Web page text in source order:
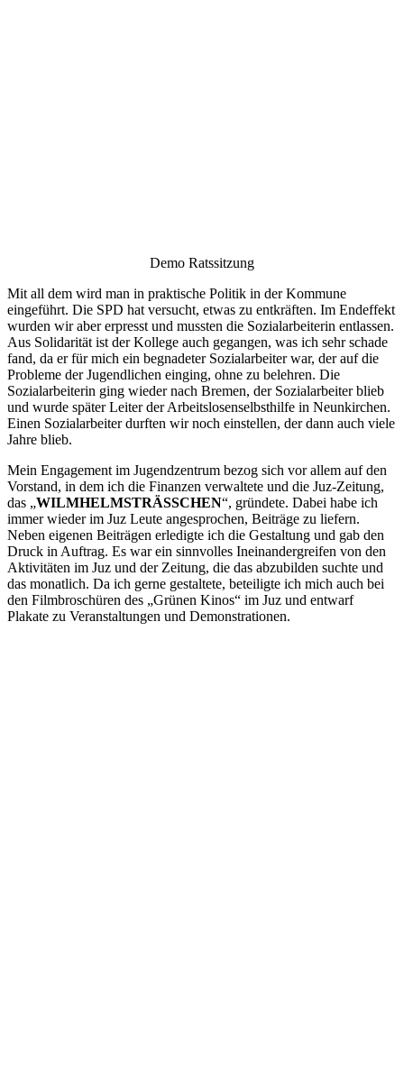
Demo Ratssitzung
Mit all dem wird man in praktische Politik in der Kommune
eingeführt. Die SPD hat versucht, etwas zu entkräften. Im Endeffekt
wurden wir aber erpresst und mussten die Sozialarbeiterin entlassen.
Aus Solidarität ist der Kollege auch gegangen, was ich sehr schade
fand, da er für mich ein begnadeter Sozialarbeiter war, der auf die
Probleme der Jugendlichen einging, ohne zu belehren. Die
Sozialarbeiterin ging wieder nach Bremen, der Sozialarbeiter blieb
und wurde später Leiter der Arbeitslosenselbsthilfe in Neunkirchen.
Einen Sozialarbeiter durften wir noch einstellen, der dann auch viele
Jahre blieb.
Mein Engagement im Jugendzentrum bezog sich vor allem auf den
Vorstand, in dem ich die Finanzen verwaltete und die Juz-Zeitung,
das „WILMHELMSTRÄSSCHEN“, gründete. Dabei habe ich
immer wieder im Juz Leute angesprochen, Beiträge zu liefern.
Neben eigenen Beiträgen erledigte ich die Gestaltung und gab den
Druck in Auftrag. Es war ein sinnvolles Ineinandergreifen von den
Aktivitäten im Juz und der Zeitung, die das abzubilden suchte und
das monatlich. Da ich gerne gestaltete, beteiligte ich mich auch bei
den Filmbroschüren des „Grünen Kinos“ im Juz und entwarf
Plakate zu Veranstaltungen und Demonstrationen.